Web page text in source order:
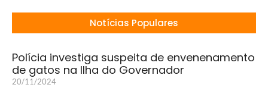
Notícias Populares
Polícia investiga suspeita de envenenamento
de gatos na Ilha do Governador
20/11/2024